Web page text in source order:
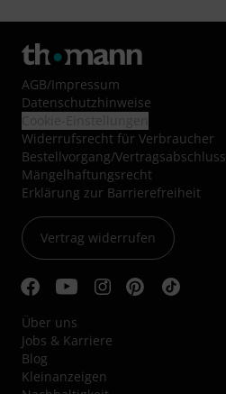
AGB/Impressum
Datenschutzhinweise
Widerrufsrecht für Verbraucher
Bestellvorgang/Vertragsabschluss
Mängelhaftungsrecht
Erklärung zur Barrierefreiheit
Vertrag widerrufen
Über uns
Jobs & Karriere
Blog
Kleinanzeigen